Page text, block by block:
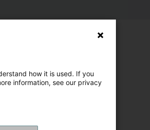
how it is used. If you
information, see our privacy